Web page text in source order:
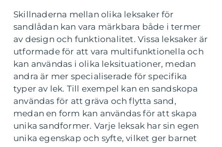
Skillnaderna mellan olika leksaker för
sandlådan kan vara märkbara både i termer
av design och funktionalitet. Vissa leksaker är
utformade för att vara multifunktionella och
kan användas i olika leksituationer, medan
andra är mer specialiserade för specifika
typer av lek. Till exempel kan en sandskopa
användas för att gräva och flytta sand,
medan en form kan användas för att skapa
unika sandformer. Varje leksak har sin egen
unika egenskap och syfte, vilket ger barnet